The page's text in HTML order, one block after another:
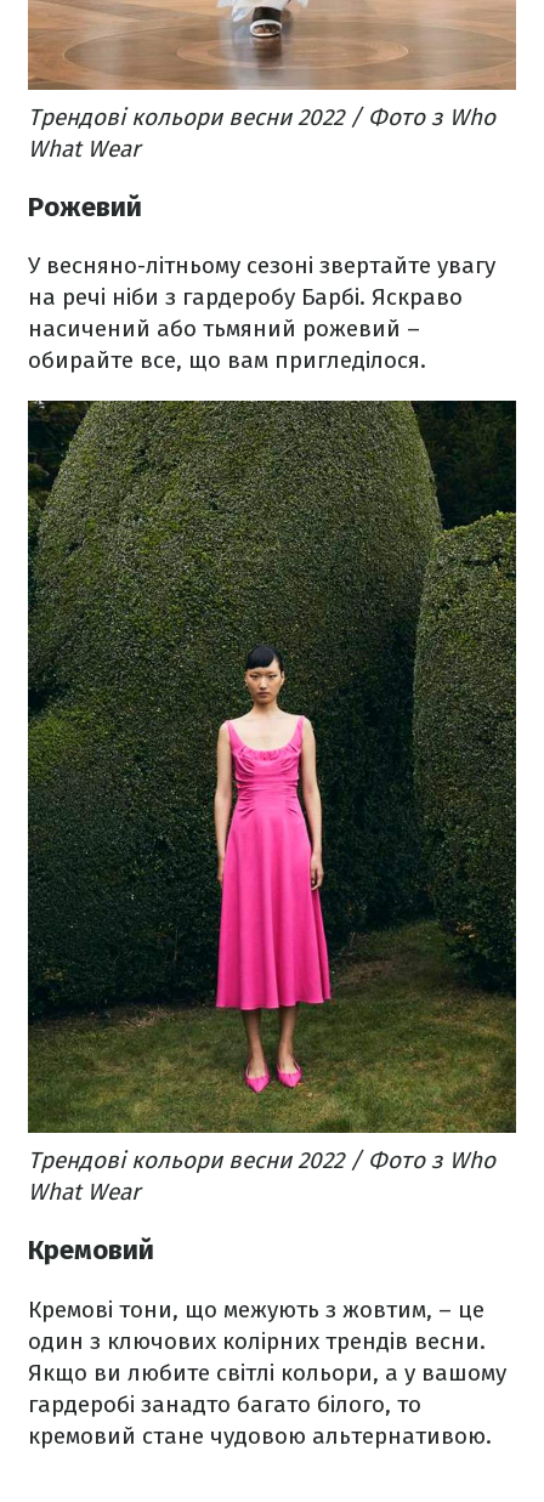
Трендові кольори весни 2022 / Фото з Who
What Wear
Рожевий
У весняно-літньому сезоні звертайте увагу
на речі ніби з гардеробу Барбі. Яскраво
насичений або тьмяний рожевий –
обирайте все, що вам пригледілося.
Трендові кольори весни 2022 / Фото з Who
What Wear
Кремовий
Кремові тони, що межують з жовтим, – це
один з ключових колірних трендів весни.
Якщо ви любите світлі кольори, а у вашому
гардеробі занадто багато білого, то
кремовий стане чудовою альтернативою.